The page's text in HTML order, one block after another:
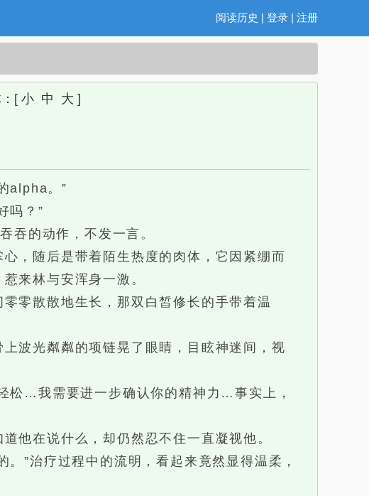
阅读历史 | 登录 | 注册
[ 小 中 大 ]
alpha。”
吗？”
的动作，不发一言。
，随后是带着陌生热度的肉体，它因紧绷而
来林与安浑身一激。
散散地生长，那双白皙修长的手带着温
波光粼粼的项链晃了眼睛，目眩神迷间，视
…我需要进一步确认你的精神力…事实上，
在说什么，却仍然忍不住一直凝视他。
”治疗过程中的流明，看起来竟然显得温柔，